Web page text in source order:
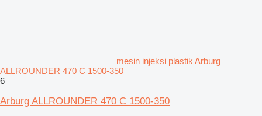
mesin injeksi plastik Arburg
ALLROUNDER 470 C 1500-350
6
Arburg ALLROUNDER 470 C 1500-350